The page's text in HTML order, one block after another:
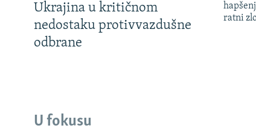
Ukrajina u kritičnom
nedostaku protivvazdušne
odbrane
ratni
U fokusu